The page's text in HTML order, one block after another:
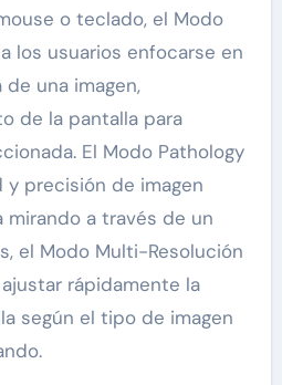
o teclado, el Modo
los usuarios enfocarse en
una imagen,
de la pantalla para
El Modo Pathology
precisión de imagen
a través de un
el Modo Multi-Resolución
rápidamente la
según el tipo de imagen